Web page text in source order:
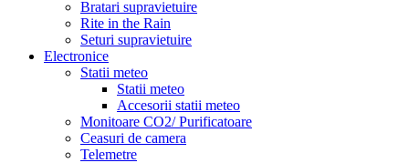
Bratari supravietuire
Rite in the Rain
Seturi supravietuire
Electronice
Statii meteo
Statii meteo
Accesorii statii meteo
Monitoare CO2/ Purificatoare
Ceasuri de camera
Telemetre